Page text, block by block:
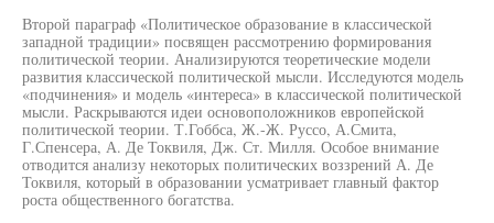
Второй параграф «Политическое образование в классической
западной традиции» посвящен рассмотрению формирования
политической теории. Анализируются теоретические модели
развития классической политической мысли. Исследуются модель
«подчинения» и модель «интереса» в классической политической
мысли. Раскрываются идеи основоположников европейской
политической теории. Т.Гоббса, Ж.-Ж. Руссо, А.Смита,
Г.Спенсера, А. Де Токвиля, Дж. Ст. Милля. Особое внимание
отводится анализу некоторых политических воззрений А. Де
Токвиля, который в образовании усматривает главный фактор
роста общественного богатства.